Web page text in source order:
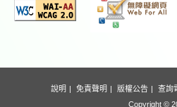
說明 免責聲明 版權公告 查詢
Copyright ©